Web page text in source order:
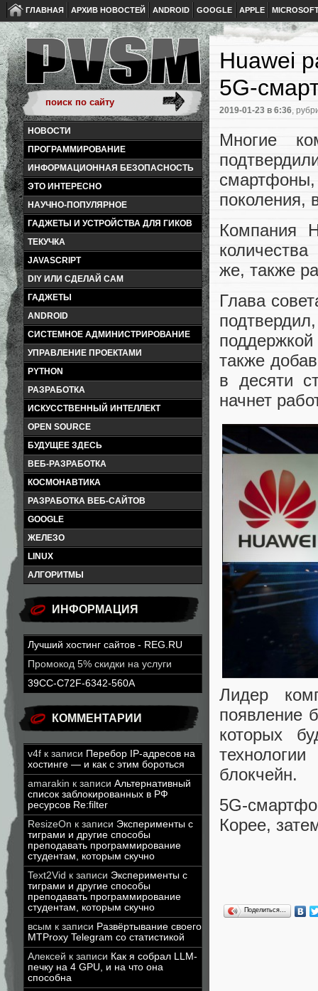
ГЛАВНАЯ АРХИВ НОВОСТЕЙ ANDROID GOOGLE APPLE
НОВОСТИ
ПРОГРАММИРОВАНИЕ
ИНФОРМАЦИОННАЯ БЕЗОПАСНОСТЬ
ЭТО ИНТЕРЕСНО
НАУЧНО-ПОПУЛЯРНОЕ
ГАДЖЕТЫ И УСТРОЙСТВА ДЛЯ ГИКОВ
ТЕКУЧКА
JAVASCRIPT
DIY ИЛИ СДЕЛАЙ САМ
ГАДЖЕТЫ
ANDROID
СИСТЕМНОЕ АДМИНИСТРИРОВАНИЕ
УПРАВЛЕНИЕ ПРОЕКТАМИ
PYTHON
РАЗРАБОТКА
ИСКУССТВЕННЫЙ ИНТЕЛЛЕКТ
OPEN SOURCE
БУДУЩЕЕ ЗДЕСЬ
ВЕБ-РАЗРАБОТКА
КОСМОНАВТИКА
РАЗРАБОТКА ВЕБ-САЙТОВ
GOOGLE
ЖЕЛЕЗО
LINUX
АЛГОРИТМЫ
ИНФОРМАЦИЯ
Лучший хостинг сайтов - REG.RU
Промокод 5% скидки на услуги
39CC-C72F-6342-560A
КОММЕНТАРИИ
v4f к записи Перебор IP-адресов на
хостинге — и как с этим бороться
amarakin к записи Альтернативный
список заблокированных в РФ
ресурсов Re:filter
ResizeOn к записи Эксперименты с
тиграми и другие способы
преподавать программирование
студентам, которым скучно
Text2Vid к записи Эксперименты с
тиграми и другие способы
преподавать программирование
студентам, которым скучно
всым к записи Развёртывание своего
MTProxy Telegram со статистикой
Алексей к записи Как я собрал LLM-
печку на 4 GPU, и на что она
способна
Huawei
5G-
2019-01-23 в 6:36,
Многие
поколения,
Компания
же, также
Глава
также
в десяти
начнет
Лидер
появление
которых
блокчейн.
5G-
Корее,
Поделиться…